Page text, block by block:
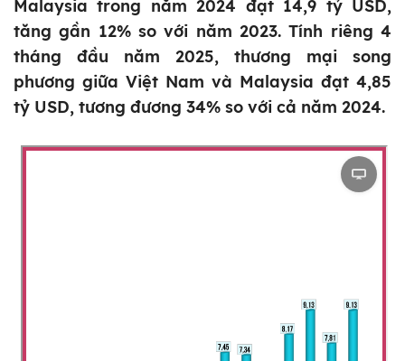
Malaysia trong năm 2024 đạt 14,9 tỷ USD,
tăng gần 12% so với năm 2023. Tính riêng 4
tháng đầu năm 2025, thương mại song
phương giữa Việt Nam và Malaysia đạt 4,85
tỷ USD, tương đương 34% so với cả năm 2024.